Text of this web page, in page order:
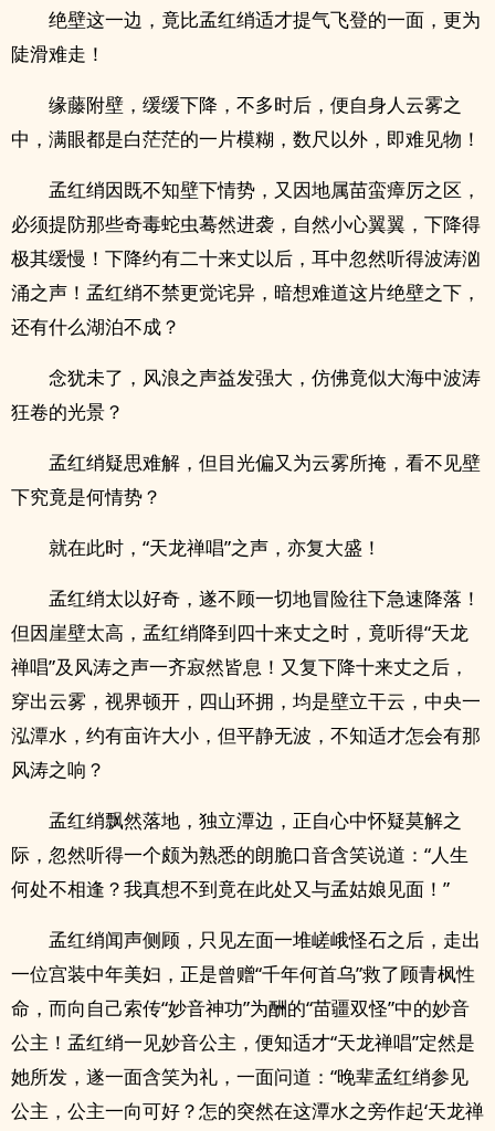
绝壁这一边，竟比孟红绡适才提气飞登的一面，更为
陡滑难走！
缘藤附壁，缓缓下降，不多时后，便自身人云雾之
中，满眼都是白茫茫的一片模糊，数尺以外，即难见物！
孟红绡因既不知壁下情势，又因地属苗蛮瘴厉之区，
必须提防那些奇毒蛇虫蓦然进袭，自然小心翼翼，下降得
极其缓慢！下降约有二十来丈以后，耳中忽然听得波涛汹
涌之声！孟红绡不禁更觉诧异，暗想难道这片绝壁之下，
还有什么湖泊不成？
念犹未了，风浪之声益发强大，仿佛竟似大海中波涛
狂卷的光景？
孟红绡疑思难解，但目光偏又为云雾所掩，看不见壁
下究竟是何情势？
就在此时，“天龙禅唱”之声，亦复大盛！
孟红绡太以好奇，遂不顾一切地冒险往下急速降落！
但因崖壁太高，孟红绡降到四十来丈之时，竟听得“天龙
禅唱”及风涛之声一齐寂然皆息！又复下降十来丈之后，
穿出云雾，视界顿开，四山环拥，均是壁立干云，中央一
泓潭水，约有亩许大小，但平静无波，不知适才怎会有那
风涛之响？
孟红绡飘然落地，独立潭边，正自心中怀疑莫解之
际，忽然听得一个颇为熟悉的朗脆口音含笑说道：“人生
何处不相逢？我真想不到竟在此处又与孟姑娘见面！”
孟红绡闻声侧顾，只见左面一堆嵯峨怪石之后，走出
一位宫装中年美妇，正是曾赠“千年何首乌”救了顾青枫性
命，而向自己索传“妙音神功”为酬的“苗疆双怪”中的妙音
公主！孟红绡一见妙音公主，便知适才“天龙禅唱”定然是
她所发，遂一面含笑为礼，一面问道：“晚辈孟红绡参见
公主，公主一向可好？怎的突然在这潭水之旁作起‘天龙禅